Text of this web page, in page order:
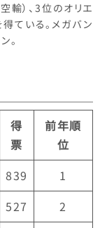
輸）、3位のオリエ
ている。メガバン
。
得
票
前年順
位
839
1
527
2